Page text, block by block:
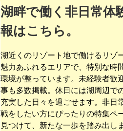
湖畔で働く非日常体
報はこちら。
湖近くのリゾート地で働けるリゾ
魅力あふれるエリアで、特別な時
環境が整っています。未経験者歓
事も多数掲載。休日には湖周辺で
充実した日々を過ごせます。非日
戦をしたい方にぴったりの特集ペ
見つけて、新たな一歩を踏み出し